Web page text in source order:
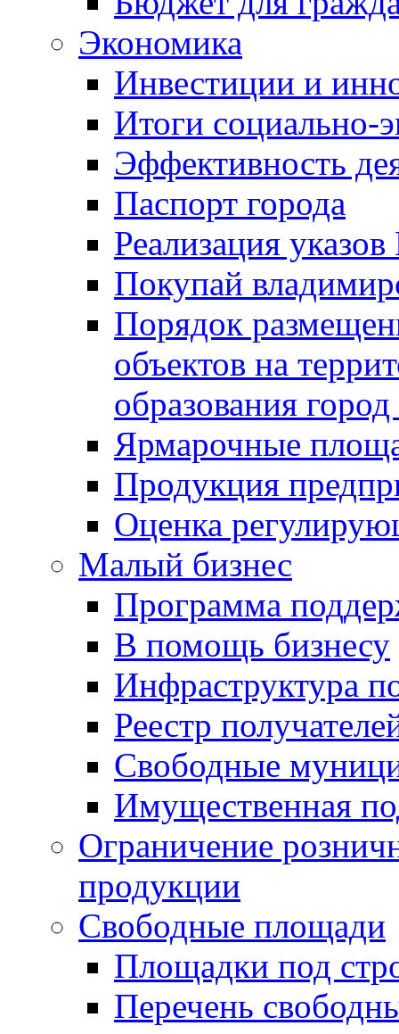
Экономика
Инвестиции и
Итоги социально-
Эффективность
Паспорт города
Реализация
Покупай
Порядок
объектов на
образования
Ярмарочные
Продукция
Оценка
Малый бизнес
Программа
В помощь бизнесу
Инфраструктура
Реестр
Свободные
Имущественная
Ограничение
продукции
Свободные площади
Площадки под
Перечень